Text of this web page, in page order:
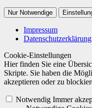
Nur Notwendige
Impressum
Datenschutzerklärung
Cookie-Einstellungen
Hier finden Sie eine
Skripte. Sie haben die
akzeptieren oder zu
Notwendig Immer